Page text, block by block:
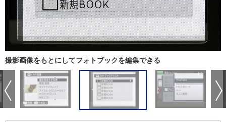
撮影画像をもとにしてフォトブックを編集できる